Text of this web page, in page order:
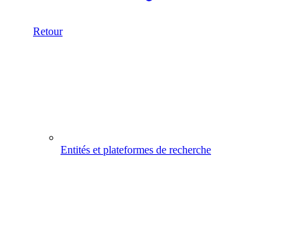
Retour
Entités et plateformes de recherche